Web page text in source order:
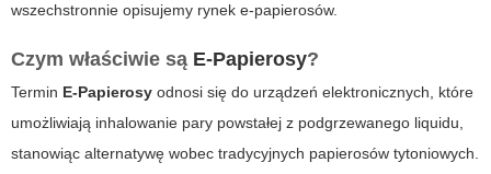
wszechstronnie opisujemy rynek e-papierosów.
Czym właściwie są E-Papierosy?
Termin E-Papierosy odnosi się do urządzeń elektronicznych, które
umożliwiają inhalowanie pary powstałej z podgrzewanego liquidu,
stanowiąc alternatywę wobec tradycyjnych papierosów tytoniowych.